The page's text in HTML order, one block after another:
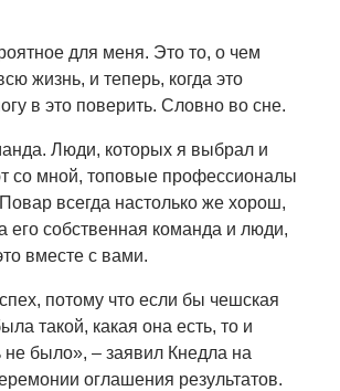
для меня. Это то, о чем
жизнь, и теперь, когда это
в это поверить. Словно во сне.
Люди, которых я выбрал и
со мной, топовые профессионалы
всегда настолько же хорош,
его собственная команда и люди,
вместе с вами.
потому что если бы чешская
такой, какая она есть, то и
не было», – заявил Кнедла на
оглашения результатов.